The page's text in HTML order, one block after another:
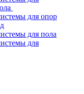
для опор
для пола
для